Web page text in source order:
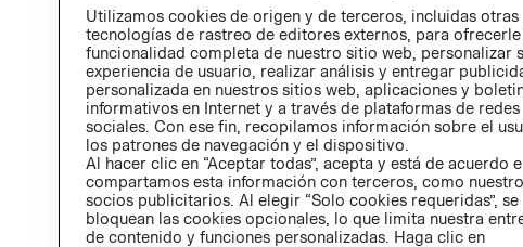
POLÍTICA
Utilizamos cookies de origen y de terceros, incluidas otras
tecnologías de rastreo de editores externos, para ofrecerle
funcionalidad completa de nuestro sitio web, personalizar
experiencia de usuario, realizar análisis y entregar
personalizada en nuestros sitios web, aplicaciones y
informativos en Internet y a través de plataformas de redes
sociales. Con ese fin, recopilamos información sobre el
los patrones de navegación y el dispositivo.
Al hacer clic en “Aceptar todas”, acepta y está de acuerdo
compartamos esta información con terceros, como
socios publicitarios. Al elegir “Solo cookies requeridas”, se
bloquean las cookies opcionales, lo que limita nuestra
de contenido y funciones personalizadas. Haga clic en